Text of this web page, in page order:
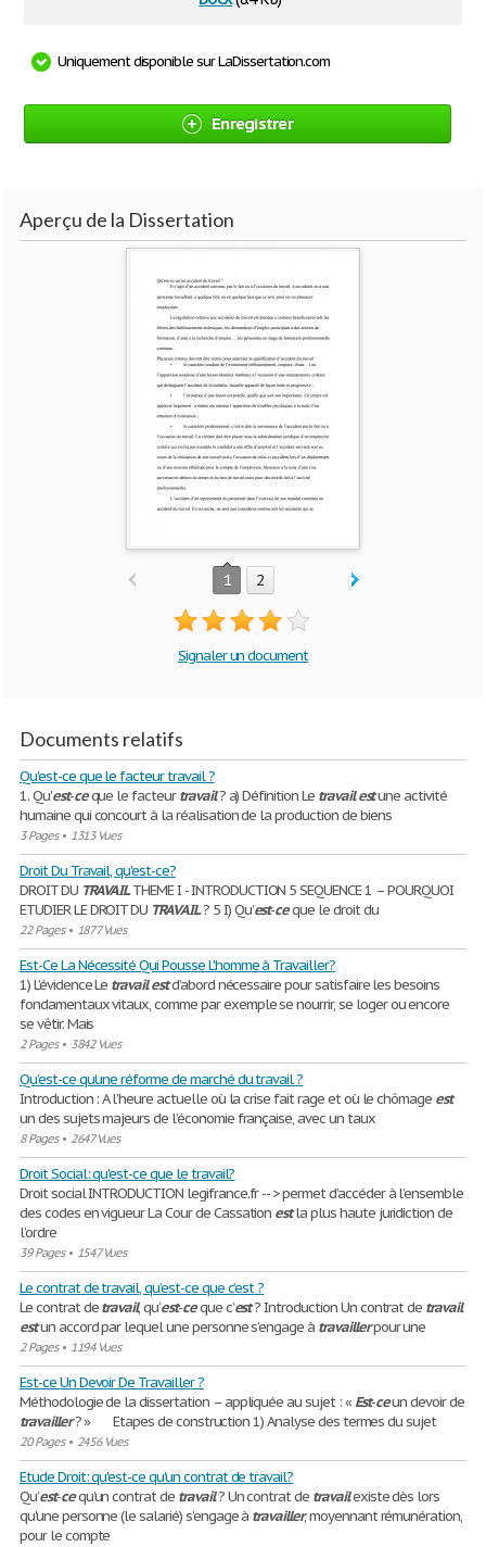
Uniquement disponible sur LaDissertation.com
Enregistrer
Aperçu de la Dissertation
1 2
Signaler un document
Documents relatifs
Qu'est-ce que le facteur travail ?
1. Qu'est-ceque le facteurtravail? a) Définition Le travail estune activité
humaine qui concourt à la réalisation de la production de biens
3 Pages• 1313 Vues
Droit Du Travail, qu'est-ce?
DROIT DU TRAVAILTHEME I - INTRODUCTION 5 SEQUENCE 1 – POURQUOI
ETUDIER LE DROIT DU TRAVAIL? 5 I) Qu’est-ceque le droit du
22 Pages• 1877 Vues
Est-Ce La Nécessité Qui Pousse L'homme à Travailler?
1) L’évidence Le travail estd’abord nécessaire pour satisfaire les besoins
fondamentaux vitaux, comme par exemple se nourrir, se loger ou encore
se vêtir. Mais
2 Pages• 3842 Vues
Qu’est-ce qu’une réforme de marché du travail ?
Introduction : A l’heure actuelle où la crise fait rage et où le chômage est
un des sujets majeurs de l’économie française, avec un taux
8 Pages• 2647 Vues
Droit Social: qu'est-ce que le travail?
Droit social INTRODUCTION legifrance.fr -- > permet d’accéder à l’ensemble
des codes en vigueur La Cour de Cassation estla plus haute juridiction de
l’ordre
39 Pages• 1547 Vues
Le contrat de travail, qu’est-ce que c’est ?
Le contrat detravail, qu’est-ceque c’est? Introduction Un contrat de travail
estun accord par lequel une personne s’engage à travaillerpour une
2 Pages• 1194 Vues
Est-ce Un Devoir De Travailler ?
Méthodologie de la dissertation – appliquée au sujet : « Est-ceun devoir de
travailler? » Etapes de construction 1) Analyse des termes du sujet
20 Pages• 2456 Vues
Etude Droit: qu'est-ce qu'un contrat de travail?
Qu’est-cequ’un contrat de travail? Un contrat de travailexiste dès lors
qu'une personne (le salarié) s'engage à travailler, moyennant rémunération,
pour le compte